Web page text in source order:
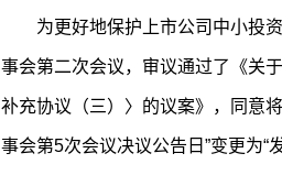
为更好地保护上市公司中小投
事会第二次会议，审议通过了《关
补充协议（三）〉的议案》，同意
事会第5次会议决议公告日”变更为“